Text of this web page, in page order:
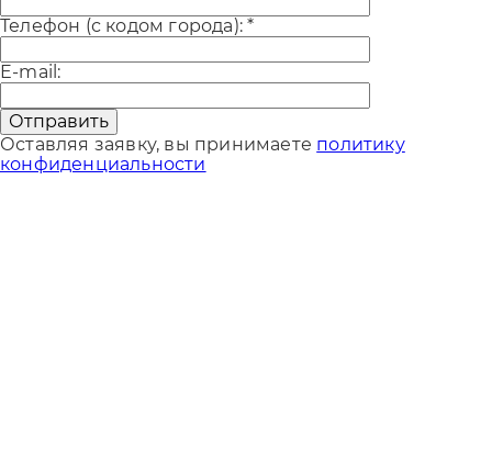
Телефон (с кодом города):*
E-mail:
Отправить
Оставляя заявку, вы принимаете политику
конфиденциальности